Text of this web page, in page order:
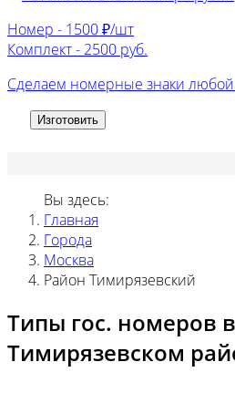
Номер - 1500 ₽/шт
Комплект - 2500 руб.
Сделаем номерные знаки любой
Изготовить
Вы здесь:
Главная
Города
Москва
Район Тимирязевский
Типы гос. номеров в
Тимирязевском